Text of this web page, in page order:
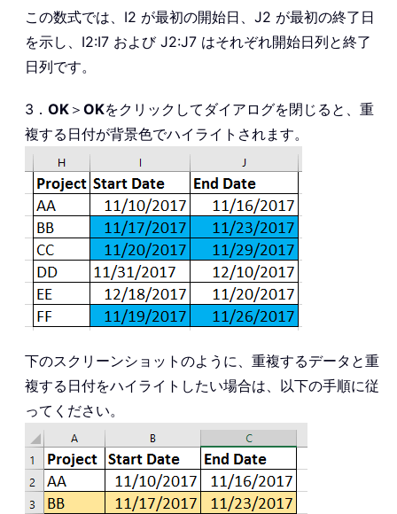
この数式では、I2 が最初の開始日、J2 が最初の終了日
を示し、I2:I7 および J2:J7 はそれぞれ開始日列と終了
日列です。
3． OK ＞ OKをクリックしてダイアログを閉じると、重
複する日付が背景色でハイライトされます。
下のスクリーンショットのように、重複するデータと重
複する日付をハイライトしたい場合は、以下の手順に従
ってください。